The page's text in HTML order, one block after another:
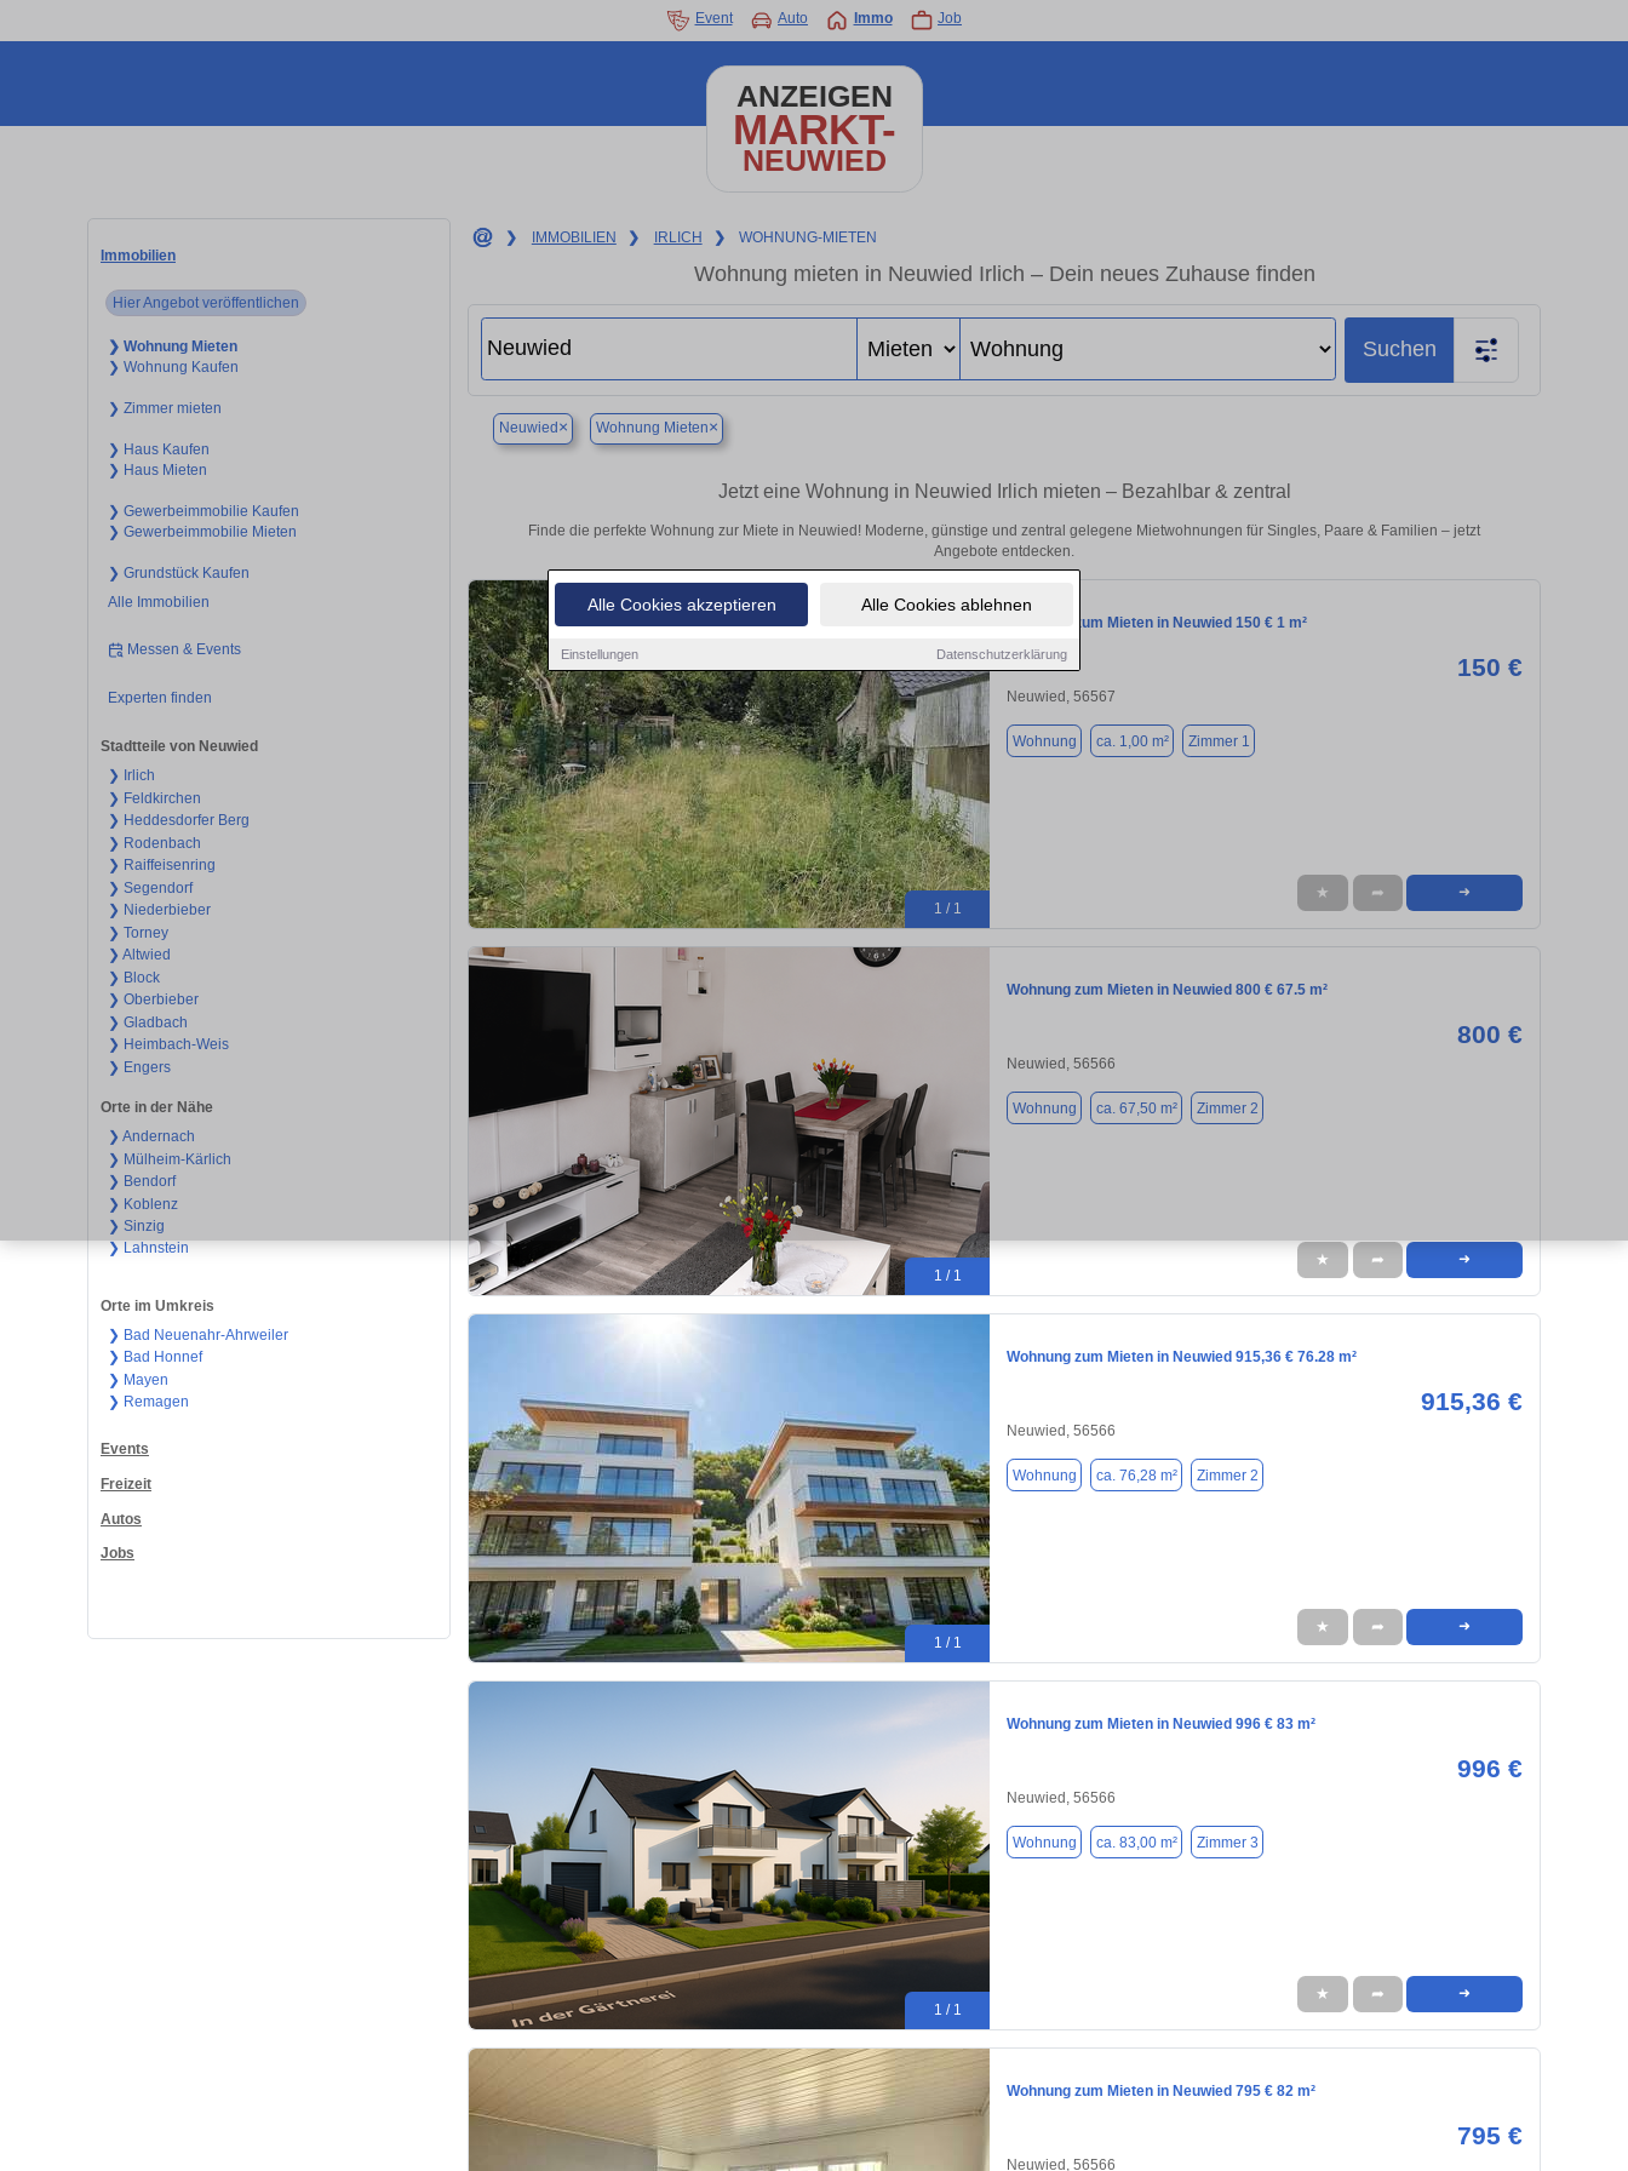
Alle Cookies akzeptieren Alle Cookies ablehnen
Einstellungen Datenschutzerklärung
Event Auto Immo Job
ANZEIGEN
MARKT-
NEUWIED
Immobilien
Hier Angebot veröffentlichen
❯ Wohnung Mieten
❯ Wohnung Kaufen
❯ Zimmer mieten
❯ Haus Kaufen
❯ Haus Mieten
❯ Gewerbeimmobilie Kaufen
❯ Gewerbeimmobilie Mieten
❯ Grundstück Kaufen
Alle Immobilien
Messen & Events
Experten finden
Stadtteile von Neuwied
❯ Irlich
❯ Feldkirchen
❯ Heddesdorfer Berg
❯ Rodenbach
❯ Raiffeisenring
❯ Segendorf
❯ Niederbieber
❯ Torney
❯ Altwied
❯ Block
❯ Oberbieber
❯ Gladbach
❯ Heimbach-Weis
❯ Engers
Orte in der Nähe
❯ Andernach
❯ Mülheim-Kärlich
❯ Bendorf
❯ Koblenz
❯ Sinzig
❯ Lahnstein
Orte im Umkreis
❯ Bad Neuenahr-Ahrweiler
❯ Bad Honnef
❯ Mayen
❯ Remagen
Events
Freizeit
Autos
Jobs
❯ IMMOBILIEN ❯ IRLICH ❯ WOHNUNG-MIETEN
Wohnung mieten in Neuwied Irlich – Dein neues Zuhause finden
Suchen
Neuwied × Wohnung Mieten×
Jetzt eine Wohnung in Neuwied Irlich mieten – Bezahlbar & zentral
Finde die perfekte Wohnung zur Miete in Neuwied! Moderne, günstige und zentral gelegene Mietwohnungen für Singles, Paare & Familien – jetzt
Angebote entdecken.
1 / 1
Wohnung zum Mieten in Neuwied 150 € 1 m²
150 €
Neuwied, 56567
Wohnung ca. 1,00 m² Zimmer 1
★ ➦ ➜
1 / 1
Wohnung zum Mieten in Neuwied 800 € 67.5 m²
800 €
Neuwied, 56566
Wohnung ca. 67,50 m² Zimmer 2
★ ➦ ➜
1 / 1
Wohnung zum Mieten in Neuwied 915,36 € 76.28 m²
915,36 €
Neuwied, 56566
Wohnung ca. 76,28 m² Zimmer 2
★ ➦ ➜
1 / 1
Wohnung zum Mieten in Neuwied 996 € 83 m²
996 €
Neuwied, 56566
Wohnung ca. 83,00 m² Zimmer 3
★ ➦ ➜
Wohnung zum Mieten in Neuwied 795 € 82 m²
795 €
Neuwied, 56566